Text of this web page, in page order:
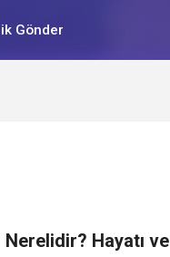
Gönder
Hayatı ve